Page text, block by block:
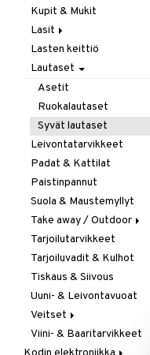
Kahvi, Tee & Espresso
Leivänpaahtimet
Mixerit &
Sähkövatkaimet
Muut koneet
Vedenkeittimet
Kupit & Mukit
Lasit
Juoma- & Cocktailasit
Juomalasit
Olutlasit
Shamppanjalasit
Snapsi- & Aveclasit
Viinilasit
Whiskey- & Konjakkilasit
Lasten keittiö
Lautaset
Asetit
Ruokalautaset
Syvät lautaset
Leivontatarvikkeet
Padat & Kattilat
Paistinpannut
Suola & Maustemyllyt
Take away / Outdoor
Eväslaatikot
Pullot
Termoskannut
Termosmukit
Tarjoilutarvikkeet
Tarjoiluvadit & Kulhot
Tiskaus & Siivous
Uuni- & Leivontavuoat
Veitset
Erityisveitset
Viini- & Baaritarvikkeet